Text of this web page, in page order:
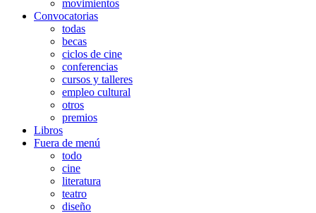
movimientos
Convocatorias
todas
becas
ciclos de cine
conferencias
cursos y talleres
empleo cultural
otros
premios
Libros
Fuera de menú
todo
cine
literatura
teatro
diseño